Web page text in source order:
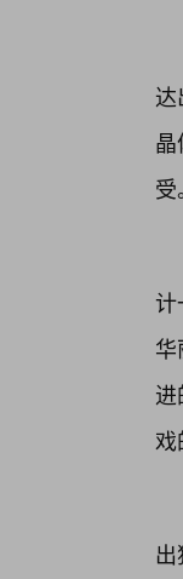
达
受
计
戏